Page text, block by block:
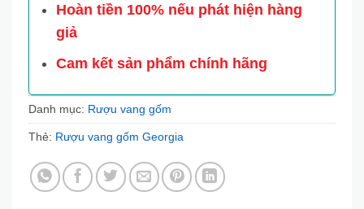
Hoàn tiền 100% nếu phát hiện hàng
giả
Cam kết sản phẩm chính hãng
Danh mục: Rượu vang gốm
Thẻ: Rượu vang gốm Georgia